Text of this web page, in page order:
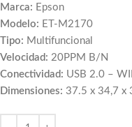
Marca: Epson
Modelo: ET-M2170
Tipo: Multifuncional
Velocidad: 20PPM B/N
Conectividad: USB 2.0 –
Dimensiones: 37.5 x 34,7 x